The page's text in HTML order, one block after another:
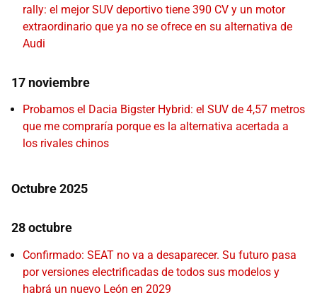
rally: el mejor SUV deportivo tiene 390 CV y un motor
extraordinario que ya no se ofrece en su alternativa de
Audi
17 noviembre
Probamos el Dacia Bigster Hybrid: el SUV de 4,57 metros
que me compraría porque es la alternativa acertada a
los rivales chinos
Octubre 2025
28 octubre
Confirmado: SEAT no va a desaparecer. Su futuro pasa
por versiones electrificadas de todos sus modelos y
habrá un nuevo León en 2029